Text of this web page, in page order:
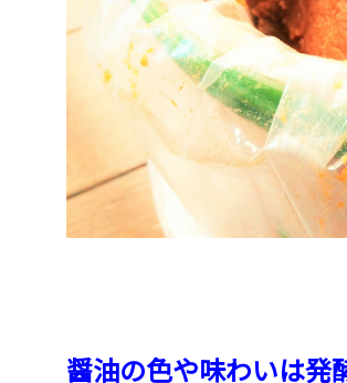
醤油の色や味わいは発